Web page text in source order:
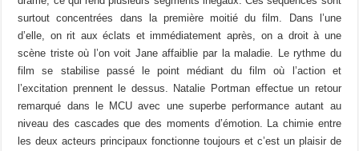
surtout concentrées dans la première moitié du film. Dans l’une
d’elle, on rit aux éclats et immédiatement après, on a droit à une
scène triste où l’on voit Jane affaiblie par la maladie. Le rythme du
film se stabilise passé le point médiant du film où l’action et
l’excitation prennent le dessus. Natalie Portman effectue un retour
remarqué dans le MCU avec une superbe performance autant au
niveau des cascades que des moments d’émotion. La chimie entre
les deux acteurs principaux fonctionne toujours et c’est un plaisir de